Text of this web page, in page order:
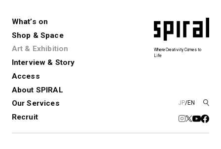
What’s on
Shop & Space
Art & Exhibition
Interview & Story
Access
About SPIRAL
Our Services
Recruit
JP/EN
Where Creativity Comes to
Life
Spiral
Exhibition
展覧会やイベント
演劇やダンス、ライブ公演、イベント
SPIRALのご紹介
レンタルスペース
新卒採用